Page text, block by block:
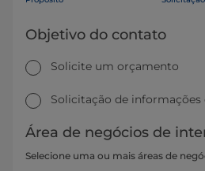
Objetivo do contato
Solicite um orçamento
Solicitação de
Área de negócios de
Selecione uma ou mais áreas de